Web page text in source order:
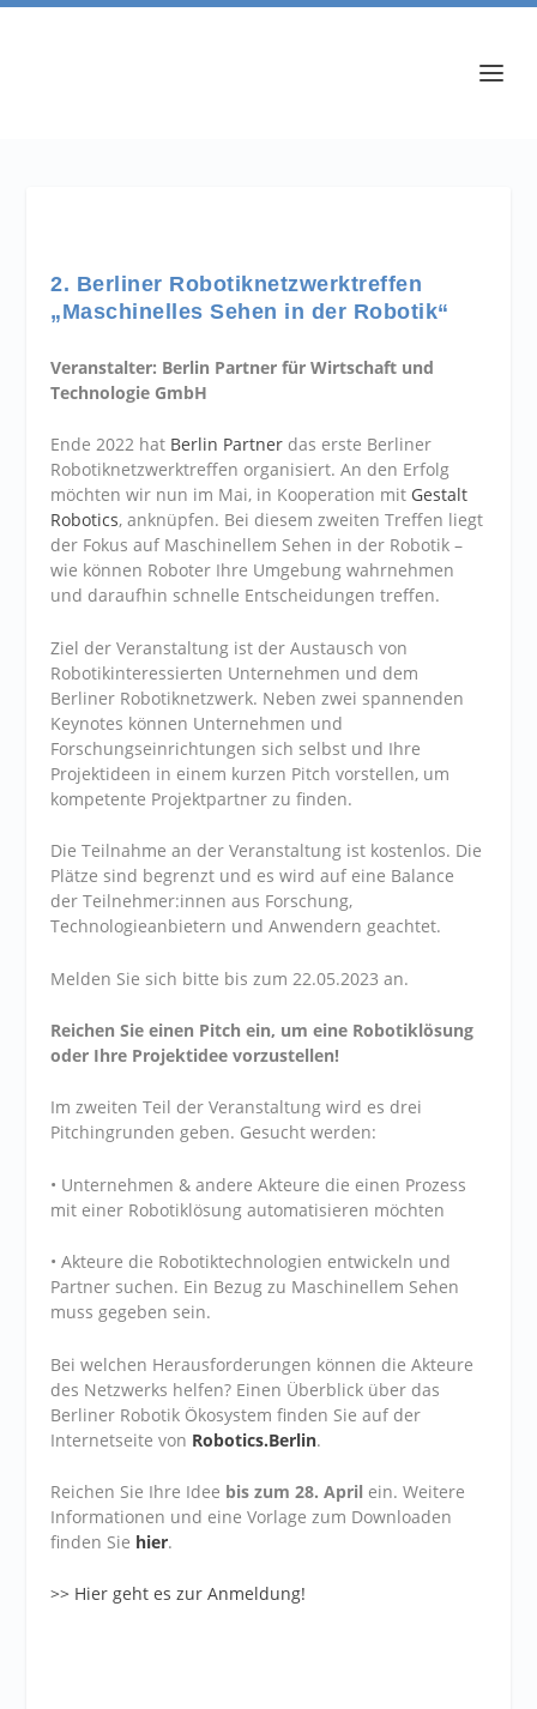
2. Berliner Robotiknetzwerktreffen
„Maschinelles Sehen in der Robotik“
Veranstalter: Berlin Partner für Wirtschaft und
Technologie GmbH
Ende 2022 hat Berlin Partner das erste Berliner
Robotiknetzwerktreffen organisiert. An den Erfolg
möchten wir nun im Mai, in Kooperation mit Gestalt
Robotics, anknüpfen. Bei diesem zweiten Treffen liegt
der Fokus auf Maschinellem Sehen in der Robotik –
wie können Roboter Ihre Umgebung wahrnehmen
und daraufhin schnelle Entscheidungen treffen.
Ziel der Veranstaltung ist der Austausch von
Robotikinteressierten Unternehmen und dem
Berliner Robotiknetzwerk. Neben zwei spannenden
Keynotes können Unternehmen und
Forschungseinrichtungen sich selbst und Ihre
Projektideen in einem kurzen Pitch vorstellen, um
kompetente Projektpartner zu finden.
Die Teilnahme an der Veranstaltung ist kostenlos. Die
Plätze sind begrenzt und es wird auf eine Balance
der Teilnehmer:innen aus Forschung,
Technologieanbietern und Anwendern geachtet.
Melden Sie sich bitte bis zum 22.05.2023 an.
Reichen Sie einen Pitch ein, um eine Robotiklösung
oder Ihre Projektidee vorzustellen!
Im zweiten Teil der Veranstaltung wird es drei
Pitchingrunden geben. Gesucht werden:
• Unternehmen & andere Akteure die einen Prozess
mit einer Robotiklösung automatisieren möchten
• Akteure die Robotiktechnologien entwickeln und
Partner suchen. Ein Bezug zu Maschinellem Sehen
muss gegeben sein.
Bei welchen Herausforderungen können die Akteure
des Netzwerks helfen? Einen Überblick über das
Berliner Robotik Ökosystem finden Sie auf der
Internetseite von Robotics.Berlin.
Reichen Sie Ihre Idee bis zum 28. April ein. Weitere
Informationen und eine Vorlage zum Downloaden
finden Sie hier.
>> Hier geht es zur Anmeldung!